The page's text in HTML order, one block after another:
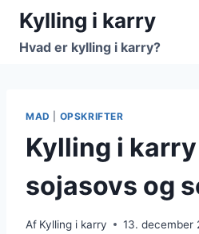
Fortsæt
indhold
Kylling i karry
Hvad er kylling i karry?
MAD OPSKRIFTER
Kylling i
sojasovs og
Af Kylling i karry 13. december